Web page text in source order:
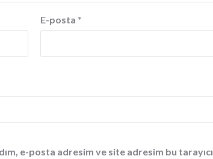
E-posta *
e-posta adresim ve site adresim bu